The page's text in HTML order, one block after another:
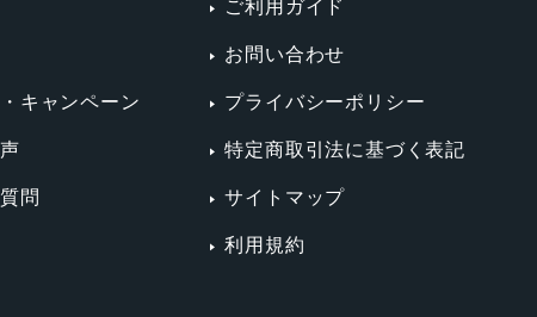
キャンペーン
問
ご利用ガイド
お問い合わせ
プライバシーポリシー
特定商取引法に基づく表記
サイトマップ
利用規約